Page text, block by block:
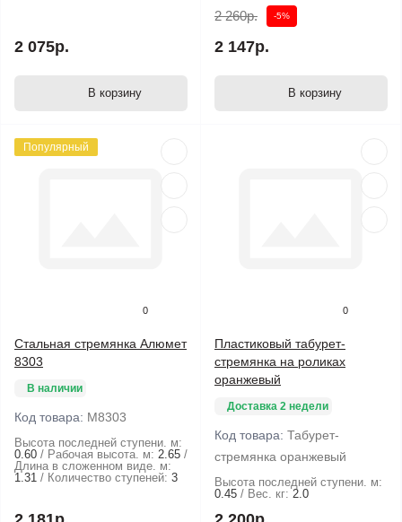
2 075р.
В корзину
2 260р. -5%
2 147р.
В корзину
Популярный
0
Стальная стремянка Алюмет
8303
В наличии
Код товара: М8303
Высота последней ступени. м:
0.60
Рабочая высота. м: 2.65
Длина в сложенном виде. м:
1.31
Количество ступеней: 3
0
Пластиковый табурет-
стремянка на роликах
оранжевый
Доставка 2 недели
Код товара: Табурет-
стремянка оранжевый
Высота последней ступени. м:
0.45
Вес. кг: 2.0